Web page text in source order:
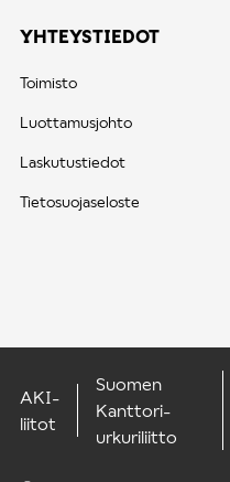
YHTEYSTIEDOT
Toimisto
Luottamusjohto
Laskutustiedot
Tietosuojaseloste
AKI-
liitot
Suomen
Kanttori-
urkuriliitto